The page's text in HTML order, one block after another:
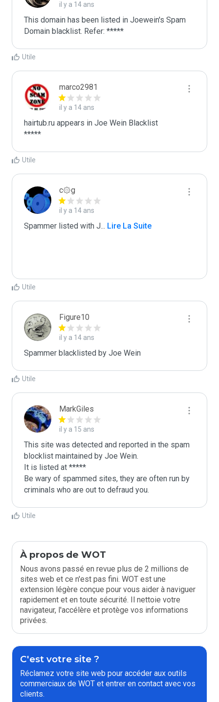
il y a 14 ans
This domain has been listed in Joewein's Spam
Domain blacklist. Refer: *****
Utile
marco2981
il y a 14 ans
hairtub.ru appears in Joe Wein Blacklist
*****
Utile
c۞g
il y a 14 ans
Spammer listed with J... Lire La Suite
Utile
Figure10
il y a 14 ans
Spammer blacklisted by Joe Wein
Utile
MarkGiles
il y a 15 ans
This site was detected and reported in the spam
blocklist maintained by Joe Wein.
It is listed at *****
Be wary of spammed sites, they are often run by
criminals who are out to defraud you.
Utile
À propos de WOT
Nous avons passé en revue plus de 2 millions de
sites web et ce n'est pas fini. WOT est une
extension légère conçue pour vous aider à naviguer
rapidement et en toute sécurité. Il nettoie votre
navigateur, l'accélère et protège vos informations
privées.
C'est votre site ?
Réclamez votre site web pour accéder aux outils
commerciaux de WOT et entrer en contact avec vos
clients.